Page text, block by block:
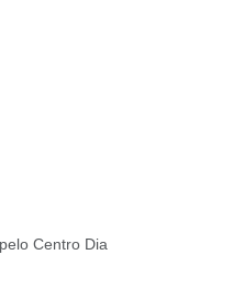
Centro Dia